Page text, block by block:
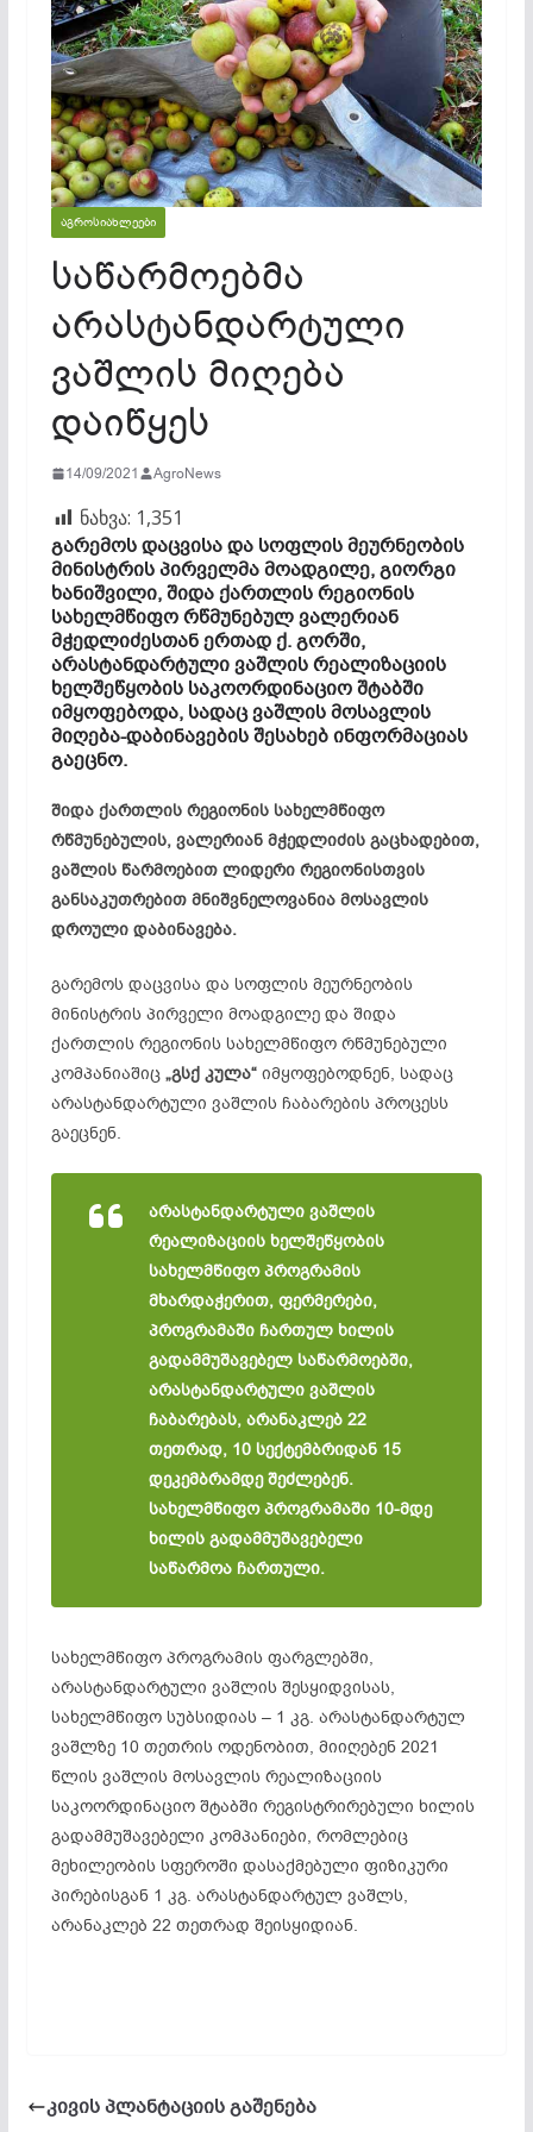
ᲐᲒᲠᲝᲡᲘᲐᲮᲚᲔᲔᲑᲘ
საწარმოებმა
არასტანდარტული
ვაშლის მიღება
დაიწყეს
14/09/2021 AgroNews
ნახვა: 1,351
გარემოს დაცვისა და სოფლის მეურნეობის
მინისტრის პირველმა მოადგილე, გიორგი
ხანიშვილი, შიდა ქართლის რეგიონის
სახელმწიფო რწმუნებულ ვალერიან
მჭედლიძესთან ერთად ქ. გორში,
არასტანდარტული ვაშლის რეალიზაციის
ხელშეწყობის საკოორდინაციო შტაბში
იმყოფებოდა, სადაც ვაშლის მოსავლის
მიღება-დაბინავების შესახებ ინფორმაციას
გაეცნო.
შიდა ქართლის რეგიონის სახელმწიფო
რწმუნებულის, ვალერიან მჭედლიძის გაცხადებით,
ვაშლის წარმოებით ლიდერი რეგიონისთვის
განსაკუთრებით მნიშვნელოვანია მოსავლის
დროული დაბინავება.
გარემოს დაცვისა და სოფლის მეურნეობის
მინისტრის პირველი მოადგილე და შიდა
ქართლის რეგიონის სახელმწიფო რწმუნებული
კომპანიაშიც „გსქ კულა“იმყოფებოდნენ, სადაც
არასტანდარტული ვაშლის ჩაბარების პროცესს
გაეცნენ.
არასტანდარტული ვაშლის
რეალიზაციის ხელშეწყობის
სახელმწიფო პროგრამის
მხარდაჭერით, ფერმერები,
პროგრამაში ჩართულ ხილის
გადამმუშავებელ საწარმოებში,
არასტანდარტული ვაშლის
ჩაბარებას, არანაკლებ 22
თეთრად, 10 სექტემბრიდან 15
დეკემბრამდე შეძლებენ.
სახელმწიფო პროგრამაში 10-მდე
ხილის გადამმუშავებელი
საწარმოა ჩართული.
სახელმწიფო პროგრამის ფარგლებში,
არასტანდარტული ვაშლის შესყიდვისას,
სახელმწიფო სუბსიდიას – 1 კგ. არასტანდარტულ
ვაშლზე 10 თეთრის ოდენობით, მიიღებენ 2021
წლის ვაშლის მოსავლის რეალიზაციის
საკოორდინაციო შტაბში რეგისტრირებული ხილის
გადამმუშავებელი კომპანიები, რომლებიც
მეხილეობის სფეროში დასაქმებული ფიზიკური
პირებისგან 1 კგ. არასტანდარტულ ვაშლს,
არანაკლებ 22 თეთრად შეისყიდიან.
კივის პლანტაციის გაშენება